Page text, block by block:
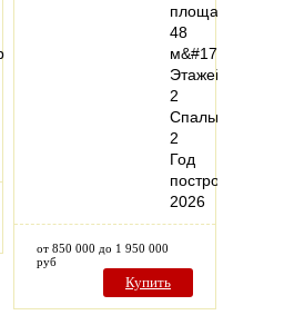
площадь:
48
м&#178;
Этажей:
2
Спальни:
2
Год
постройки:
2026
от 850 000 до 1 950 000
руб
Купить